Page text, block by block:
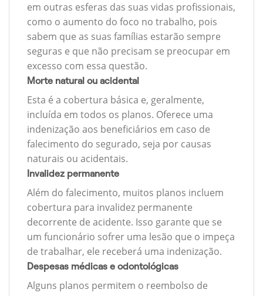
em outras esferas das suas vidas profissionais,
como o aumento do foco no trabalho, pois
sabem que as suas famílias estarão sempre
seguras e que não precisam se preocupar em
excesso com essa questão.
Morte natural ou acidental
Esta é a cobertura básica e, geralmente,
incluída em todos os planos. Oferece uma
indenização aos beneficiários em caso de
falecimento do segurado, seja por causas
naturais ou acidentais.
Invalidez permanente
Além do falecimento, muitos planos incluem
cobertura para invalidez permanente
decorrente de acidente. Isso garante que se
um funcionário sofrer uma lesão que o impeça
de trabalhar, ele receberá uma indenização.
Despesas médicas e odontológicas
Alguns planos permitem o reembolso de